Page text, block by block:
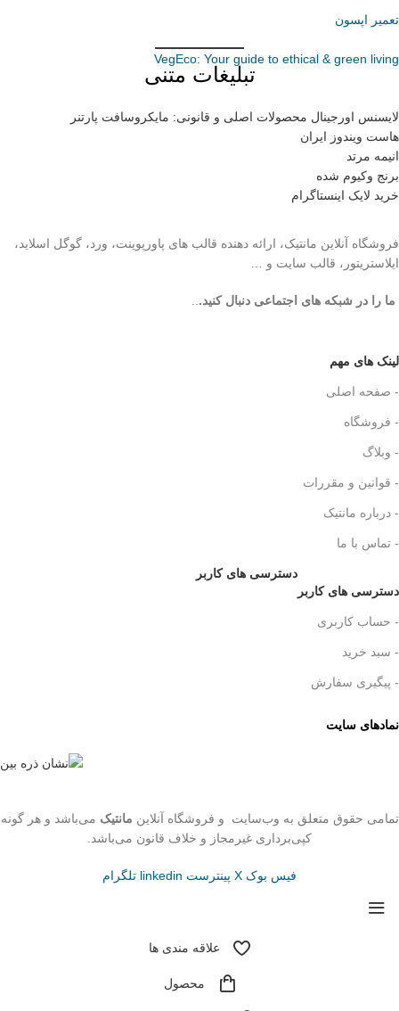
تعمیر اپسون
VegEco: Your guide to ethical & green living
تبلیغات متنی
لایسنس اورجینال محصولات اصلی و قانونی: مایکروسافت پارتنر
هاست ویندوز ایران
انیمه مرتد
برنج وکیوم شده
خرید لایک اینستاگرام
فروشگاه آنلاین مانتیک، ارائه دهنده قالب های پاورپوینت، ورد، گوگل اسلاید،
ایلاستریتور، قالب سایت و …
ما را در شبکه های اجتماعی دنبال کنید.
لینک های مهم
- صفحه اصلی
- فروشگاه
- وبلاگ
- قوانین و مقررات
- درباره مانتیک
- تماس با ما
دسترسی های کاربر
دسترسی های کاربر
- حساب کاربری
- سبد خرید
- پیگیری سفارش
نمادهای سایت
تمامی حقوق متعلق به وب‌سایت و فروشگاه‌ آنلاین مانتیک می‌باشد و هر گونه
کپی‌برداری غیرمجاز و خلاف قانون می‌باشد.
فیس بوک X پینترست linkedin تلگرام
علاقه مندی ها
محصول